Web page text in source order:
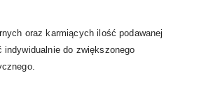
oraz karmiących ilość podawanej
indywidualnie do zwiększonego